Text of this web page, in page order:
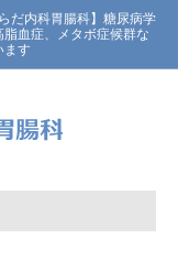
だ内科胃腸科】糖尿病学
血症、メタボ症候群な
ます